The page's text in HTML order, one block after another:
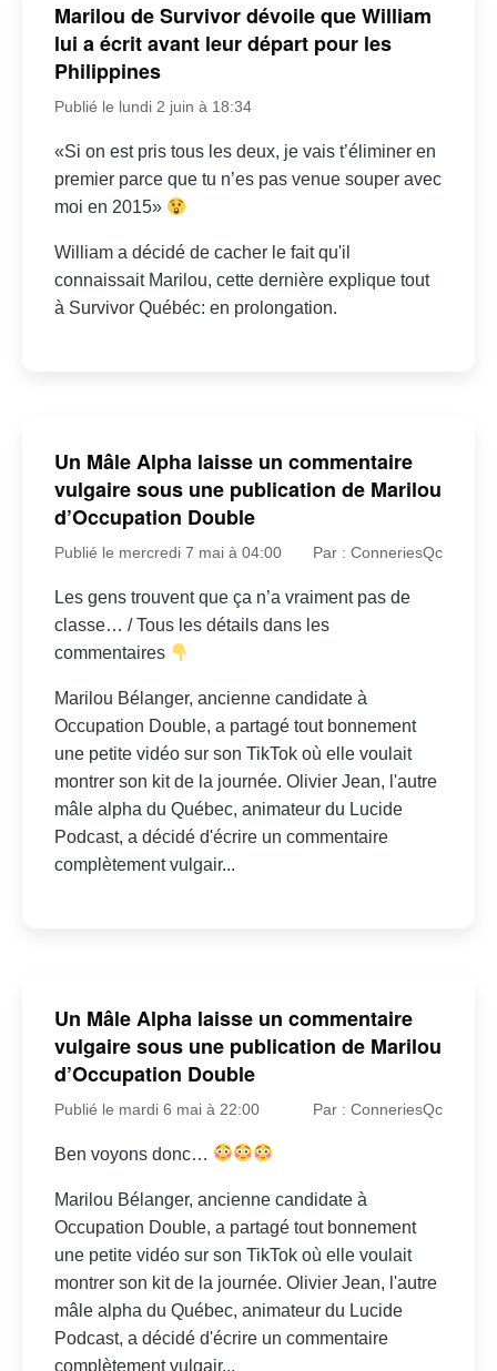
Marilou de Survivor dévoile que William
lui a écrit avant leur départ pour les
Philippines
Publié le lundi 2 juin à 18:34
«Si on est pris tous les deux, je vais t’éliminer en
premier parce que tu n’es pas venue souper avec
moi en 2015»
William a décidé de cacher le fait qu'il
connaissait Marilou, cette dernière explique tout
à Survivor Québéc: en prolongation.
Un Mâle Alpha laisse un commentaire
vulgaire sous une publication de Marilou
d’Occupation Double
Publié le mercredi 7 mai à 04:00 Par : ConneriesQc
Les gens trouvent que ça n’a vraiment pas de
classe… / Tous les détails dans les
commentaires
Marilou Bélanger, ancienne candidate à
Occupation Double, a partagé tout bonnement
une petite vidéo sur son TikTok où elle voulait
montrer son kit de la journée. Olivier Jean, l'autre
mâle alpha du Québec, animateur du Lucide
Podcast, a décidé d'écrire un commentaire
complètement vulgair...
Un Mâle Alpha laisse un commentaire
vulgaire sous une publication de Marilou
d’Occupation Double
Publié le mardi 6 mai à 22:00 Par : ConneriesQc
Ben voyons donc…
Marilou Bélanger, ancienne candidate à
Occupation Double, a partagé tout bonnement
une petite vidéo sur son TikTok où elle voulait
montrer son kit de la journée. Olivier Jean, l'autre
mâle alpha du Québec, animateur du Lucide
Podcast, a décidé d'écrire un commentaire
complètement vulgair...